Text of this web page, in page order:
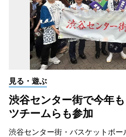
見る・遊ぶ
渋谷センター街で今年
ツチームらも参加
渋谷センター街・バスケットボ